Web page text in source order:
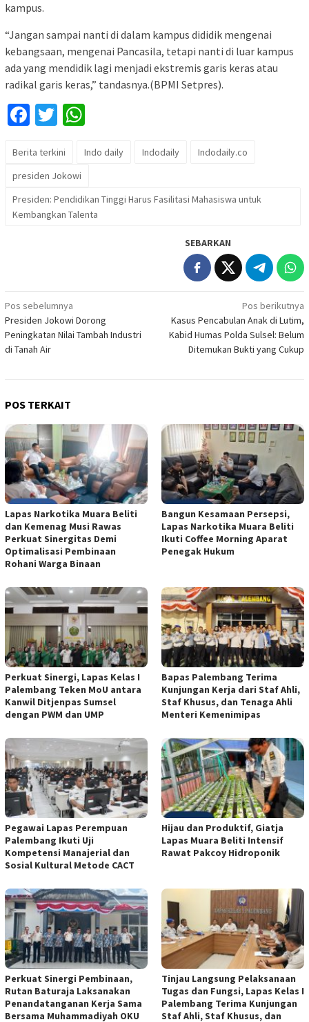
kampus.
“Jangan sampai nanti di dalam kampus dididik mengenai
kebangsaan, mengenai Pancasila, tetapi nanti di luar kampus
ada yang mendidik lagi menjadi ekstremis garis keras atau
radikal garis keras,” tandasnya.(BPMI Setpres).
Facebook
Twitter
Berita terkini Indo daily Indodaily
Indodaily.co
presiden Jokowi
Presiden: Pendidikan Tinggi Harus Fasilitasi Mahasiswa untuk
Kembangkan Talenta
SEBARKAN
Navigasi
pos
Pos sebelumnya
Presiden Jokowi Dorong
Peningkatan Nilai Tambah Industri
di Tanah Air
Pos berikutnya
Kasus Pencabulan Anak di Lutim,
Kabid Humas Polda Sulsel: Belum
Ditemukan Bukti yang Cukup
POS TERKAIT
Lapas Narkotika Muara Beliti
dan Kemenag Musi Rawas
Perkuat Sinergitas Demi
Optimalisasi Pembinaan
Rohani Warga Binaan
Bangun Kesamaan Persepsi,
Lapas Narkotika Muara Beliti
Ikuti Coffee Morning Aparat
Penegak Hukum
Perkuat Sinergi, Lapas Kelas I
Palembang Teken MoU antara
Kanwil Ditjenpas Sumsel
dengan PWM dan UMP
Bapas Palembang Terima
Kunjungan Kerja dari Staf Ahli,
Staf Khusus, dan Tenaga Ahli
Menteri Kemenimipas
Pegawai Lapas Perempuan
Palembang Ikuti Uji
Kompetensi Manajerial dan
Sosial Kultural Metode CACT
Hijau dan Produktif, Giatja
Lapas Muara Beliti Intensif
Rawat Pakcoy Hidroponik
Perkuat Sinergi Pembinaan,
Rutan Baturaja Laksanakan
Penandatanganan Kerja Sama
Bersama Muhammadiyah OKU
Tinjau Langsung Pelaksanaan
Tugas dan Fungsi, Lapas Kelas I
Palembang Terima Kunjungan
Staf Ahli, Staf Khusus, dan